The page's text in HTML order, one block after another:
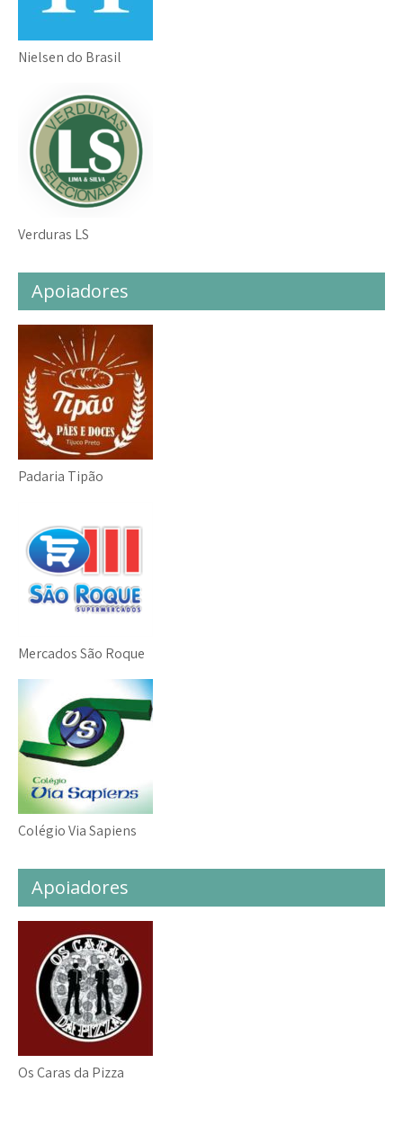
Nielsen do Brasil
Verduras LS
Apoiadores
Padaria Tipão
Mercados São Roque
Colégio Via Sapiens
Apoiadores
Os Caras da Pizza